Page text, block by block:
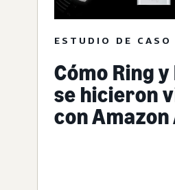
ESTUDIO DE CASO
Cómo Ring
se hicieron
con Amazon